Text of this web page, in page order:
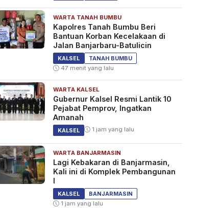
WARTA TANAH BUMBU
Kapolres Tanah Bumbu Beri
Bantuan Korban Kecelakaan di
Jalan Banjarbaru-Batulicin
KALSEL
TANAH BUMBU
47 menit yang lalu
WARTA KALSEL
Gubernur Kalsel Resmi Lantik 10
Pejabat Pemprov, Ingatkan
Amanah
KALSEL 1 jam yang lalu
WARTA BANJARMASIN
Lagi Kebakaran di Banjarmasin,
Kali ini di Komplek Pembangunan
I
KALSEL
BANJARMASIN
1 jam yang lalu